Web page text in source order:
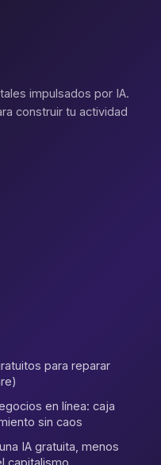
impulsados por IA.
construir tu actividad
para reparar
en línea: caja
sin caos
IA gratuita, menos
capitalismo